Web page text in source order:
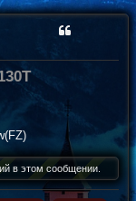
в этом сообщении.